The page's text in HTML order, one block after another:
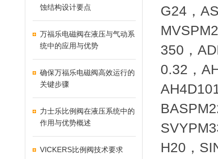
蚀结构设计要点
万福乐电磁阀在液压与气动系
统中的应用与优势
确保万福乐电磁阀高效运行的
关键步骤
力士乐比例阀在液压系统中的
作用与优势概述
VICKERS比例阀技术要求
G24，
350，
0.32，
H20，